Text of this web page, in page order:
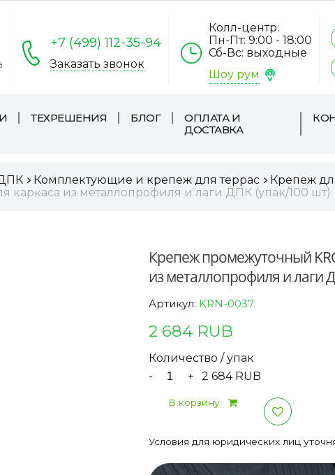
+7 (499) 112-35-94
Заказать звонок
Колл-центр:
Пн-Пт: 9:00 - 18:00
Сб-Вс: выходные
Шоу рум
ТЕХРЕШЕНИЯ БЛОГ
ОПЛАТА И
ДОСТАВКА
Комплектующие и крепеж для террас
Крепеж
из металлопрофиля и лаги ДПК (упак/100 шт)
Крепеж промежуточный
из металлопрофиля и лаги
Артикул: KRN-0037
2 684 RUB
Количество / упак
-
+ 2 684 RUB
В корзину
Условия для юридических лиц